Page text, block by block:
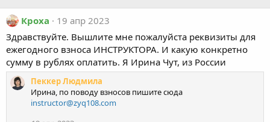
Кроха
19 апр 2023
Здравствуйте. Вышлите мне пожалуйста реквизиты для
ежегодного взноса ИНСТРУКТОРА. И какую конкретно
сумму в рублях оплатить. Я Ирина Чут, из России
Пеккер Людмила
Ирина, по поводу взносов пишите сюда
instructor@zyq108.com